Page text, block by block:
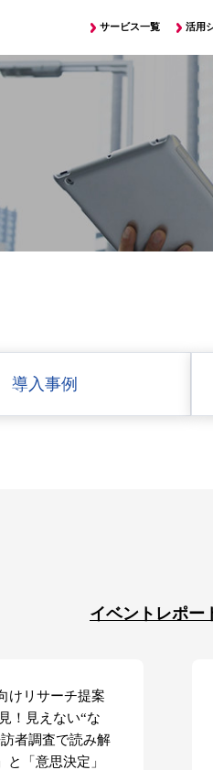
サービス一覧 活用
導入事例
イベントレポー